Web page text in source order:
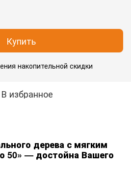
Купить
накопительной скидки
В избранное
дерева с мягким
50» — достойна Вашего